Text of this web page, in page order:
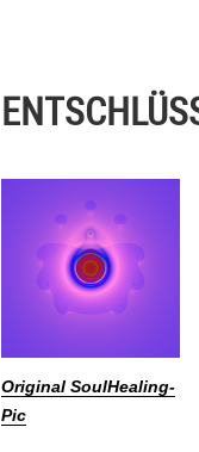
Original SoulHealing-
Pic